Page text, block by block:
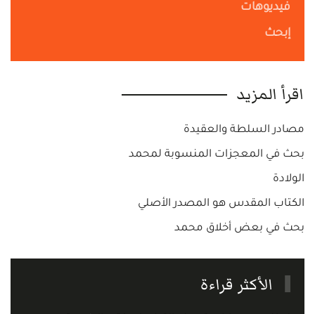
فيديوهات
إبحث
اقرأ المزيد
مصادر السلطة والعقيدة
بحث في المعجزات المنسوبة لمحمد
الولادة
الكتاب المقدس هو المصدر الأصلي
بحث في بعض أخلاق محمد
الأكثر قراءة